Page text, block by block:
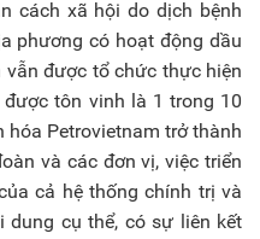
cách xã hội do dịch bệnh
phương có hoạt động dầu
vẫn được tổ chức thực hiện
tôn vinh là 1 trong 10
hóa Petrovietnam trở thành
và các đơn vị, việc triển
cả hệ thống chính trị và
dung cụ thể, có sự liên kết